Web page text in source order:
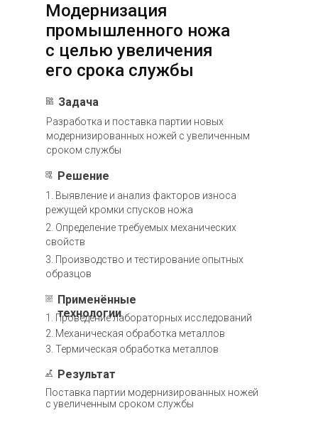
Модернизация
промышленного ножа
с целью увеличения
его срока службы
Разработка и поставка партии новых
модернизированных ножей с увеличенным
сроком службы
Задача
Поставка партии модернизированных ножей
с увеличенным сроком службы
Результат
1. Выявление и анализ факторов износа
режущей кромки спусков ножа
1. Проведение лабораторных исследований
Решение
Применённые
технологии
2. Механическая обработка металлов
3. Термическая обработка металлов
2. Определение требуемых механических
свойств
3. Производство и тестирование опытных
образцов